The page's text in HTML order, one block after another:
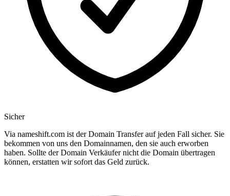
Sicher
Via nameshift.com ist der Domain Transfer auf jeden Fall sicher. Sie
bekommen von uns den Domainnamen, den sie auch erworben
haben. Sollte der Domain Verkäufer nicht die Domain übertragen
können, erstatten wir sofort das Geld zurück.